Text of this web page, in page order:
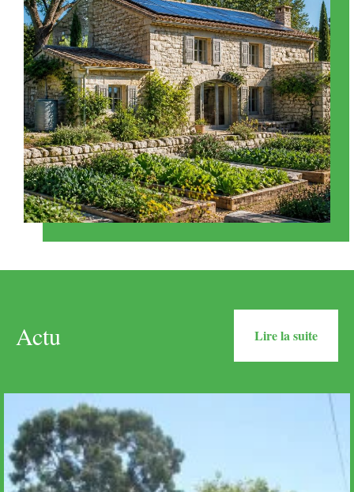
Actu Lire la suite